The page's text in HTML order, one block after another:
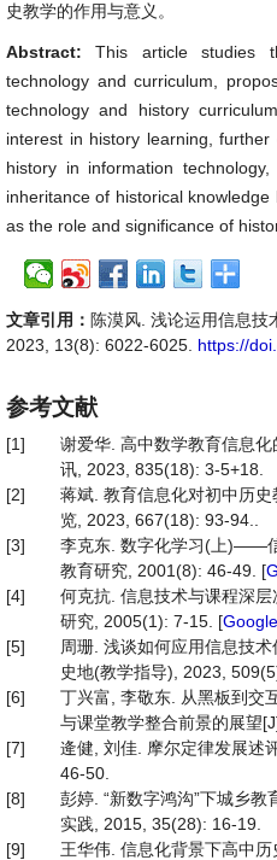
史教学的作用与意义。
Abstract:This article studies
technology and curriculum,
technology and history
interest in history learning,
history in information
inheritance of historical
as the role and significance of
文章引用： 陈漠风. 浅论运用信息技
2023, 13(8): 6022-6025. https://
参考文献
[1]
谢爱华. 高中数学教育信息
讯, 2023, 835(18): 3-5+18.
[2]
蒋斌. 教育信息化对初中历
览, 2023, 667(18): 93-94..
[3]
李克东. 数字化学习(上)——
教育研究, 2001(8): 46-49. [
[4]
何克抗. 信息技术与课程深
研究, 2005(1): 7-15. [
[5]
周珊. 浅谈如何应用信息技
史地(教学指导), 2023,
[6]
丁兴富, 李敬东. 从黑板到
与课堂教学整合前景的展望
[7]
逄健, 刘佳. 摩尔定律发展述
46-50.
[8]
彭婷. “新数字鸿沟”下城乡
实践, 2015, 35(28): 16-19.
[9]
王华伟. 信息化背景下高中